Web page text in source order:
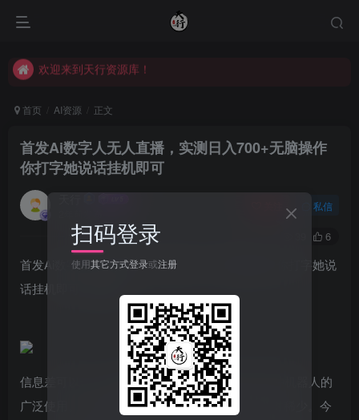
欢迎来到天行资源库！
首页 AI资源 正文
首发Ai数字人无人直播，实测日入700+无脑操作
你打字她说话挂机即可
私信
6
首发Ai数字人无人直播，实测日入700+无脑操作 你打字她说
话挂机即可【揭秘】
信息差可以让人与世隔绝，我们能看到商场里各种机器人的
广泛使用。在虚拟世界中，AI数字人的身影却相对稀少。今
扫码登录
使用其它方式登录或注册